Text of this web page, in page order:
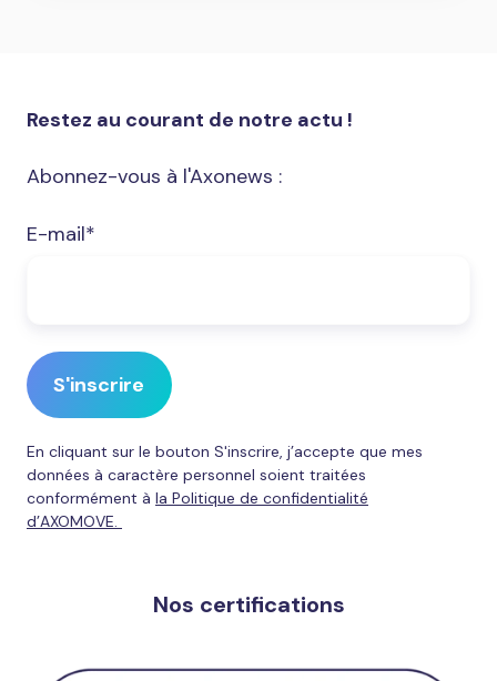
Restez au courant de notre actu !
Abonnez-vous à l'Axonews :
E-mail*
En cliquant sur le bouton S'inscrire, j’accepte que mes
données à caractère personnel soient traitées
conformément à la Politique de confidentialité
d’AXOMOVE.
Nos certifications